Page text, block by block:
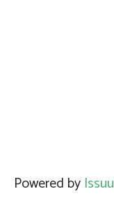
Powered by Issuu